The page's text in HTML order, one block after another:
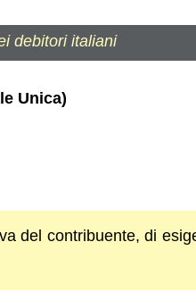
debitori italiani
Unica)
del contribuente, di